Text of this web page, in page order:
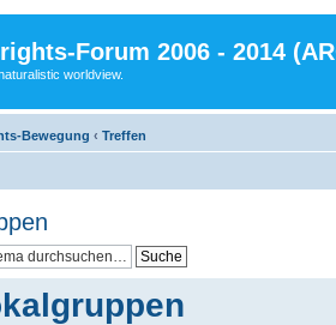
Forum 2006 - 2014
worldview.
Bewegung ‹ Treffen